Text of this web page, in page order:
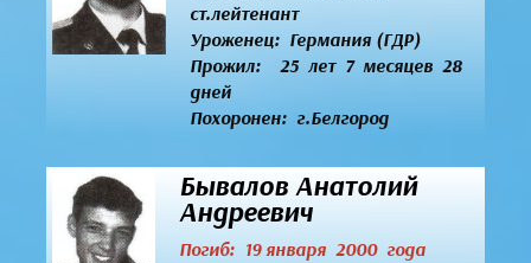
ст.лейтенант
Уроженец:Германия (ГДР)
Прожил: 25 лет 7 месяцев 28
дней
Похоронен: г.Белгород
Бывалов Анатолий
Андреевич
Погиб: 19 января 2000 года